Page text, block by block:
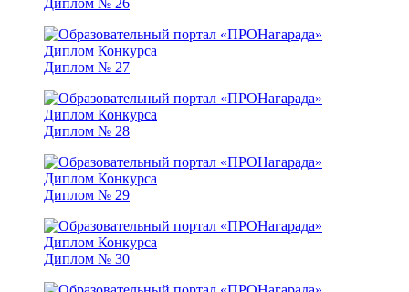
Диплом № 26
Диплом № 27
Диплом № 28
Диплом № 29
Диплом № 30